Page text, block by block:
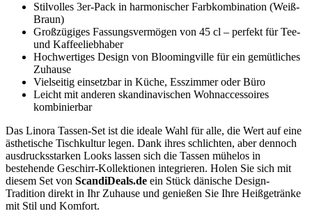
Stilvolles 3er-Pack in harmonischer Farbkombination (Weiß-
Braun)
Großzügiges Fassungsvermögen von 45 cl – perfekt für Tee-
und Kaffeeliebhaber
Hochwertiges Design von Bloomingville für ein gemütliches
Zuhause
Vielseitig einsetzbar in Küche, Esszimmer oder Büro
Leicht mit anderen skandinavischen Wohnaccessoires
kombinierbar
Das Linora Tassen-Set ist die ideale Wahl für alle, die Wert auf eine
ästhetische Tischkultur legen. Dank ihres schlichten, aber dennoch
ausdrucksstarken Looks lassen sich die Tassen mühelos in
bestehende Geschirr-Kollektionen integrieren. Holen Sie sich mit
diesem Set von ScandiDeals.de ein Stück dänische Design-
Tradition direkt in Ihr Zuhause und genießen Sie Ihre Heißgetränke
mit Stil und Komfort.